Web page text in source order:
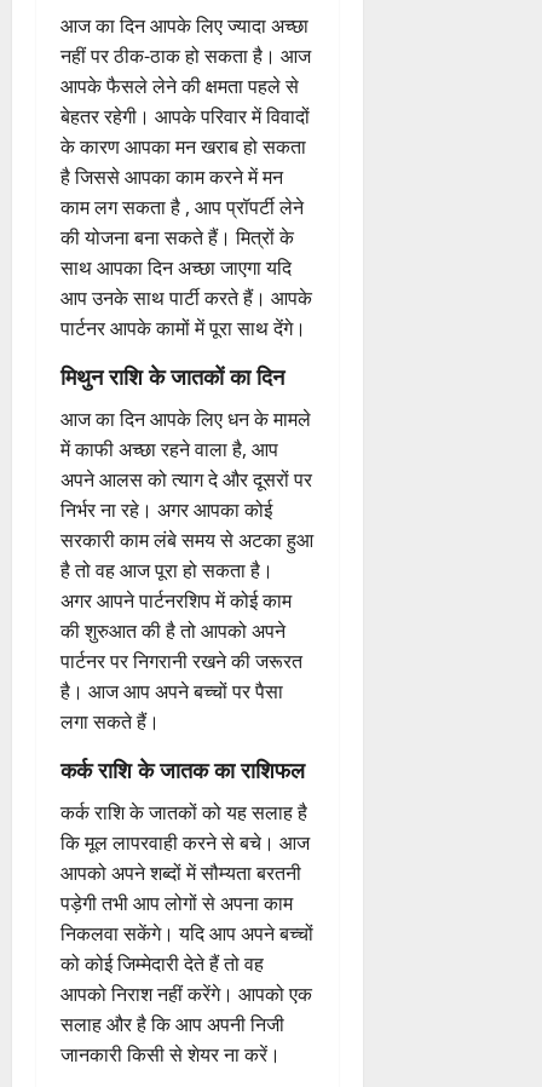
आज का दिन आपके लिए ज्यादा अच्छा
नहीं पर ठीक-ठाक हो सकता है। आज
आपके फैसले लेने की क्षमता पहले से
बेहतर रहेगी। आपके परिवार में विवादों
के कारण आपका मन खराब हो सकता
है जिससे आपका काम करने में मन
काम लग सकता है , आप प्रॉपर्टी लेने
की योजना बना सकते हैं। मित्रों के
साथ आपका दिन अच्छा जाएगा यदि
आप उनके साथ पार्टी करते हैं। आपके
पार्टनर आपके कामों में पूरा साथ देंगे।
मिथुन राशि के जातकों का दिन
आज का दिन आपके लिए धन के मामले
में काफी अच्छा रहने वाला है, आप
अपने आलस को त्याग दे और दूसरों पर
निर्भर ना रहे। अगर आपका कोई
सरकारी काम लंबे समय से अटका हुआ
है तो वह आज पूरा हो सकता है।
अगर आपने पार्टनरशिप में कोई काम
की शुरुआत की है तो आपको अपने
पार्टनर पर निगरानी रखने की जरूरत
है। आज आप अपने बच्चों पर पैसा
लगा सकते हैं।
कर्क राशि के जातक का राशिफल
कर्क राशि के जातकों को यह सलाह है
कि मूल लापरवाही करने से बचे। आज
आपको अपने शब्दों में सौम्यता बरतनी
पड़ेगी तभी आप लोगों से अपना काम
निकलवा सकेंगे। यदि आप अपने बच्चों
को कोई जिम्मेदारी देते हैं तो वह
आपको निराश नहीं करेंगे। आपको एक
सलाह और है कि आप अपनी निजी
जानकारी किसी से शेयर ना करें।